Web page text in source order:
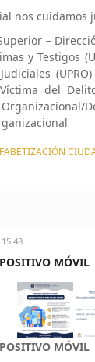
nos cuidamos
–
y Testigos
del
MÓVIL
MÓVIL